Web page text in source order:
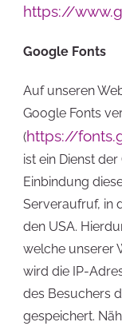
https://
Google Fonts
Auf unseren
Google Fonts
(https://
ist ein Dienst der
Einbindung
Serveraufruf, in
den USA.
welche unserer
wird die IP-
des Besuchers
gespeichert.